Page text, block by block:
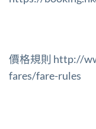
價格規則 http://
fares/fare-rules